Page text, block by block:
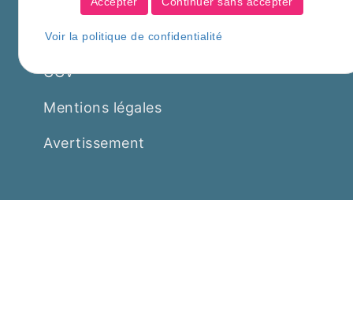
Politique de confidentialité
CGV
Mentions légales
Avertissement
Voir la politique de confidentialité